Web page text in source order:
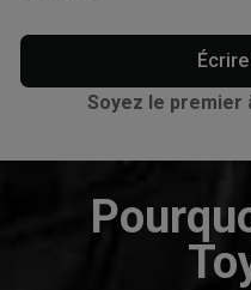
Soyez le premier